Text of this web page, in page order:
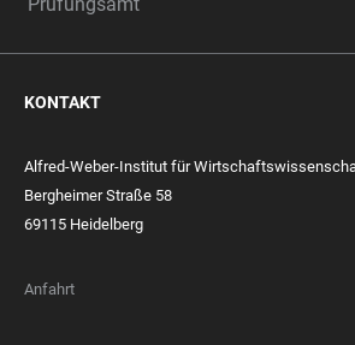
KONTAKT
Alfred-Weber-Institut für
Bergheimer Straße 58
69115 Heidelberg
Anfahrt